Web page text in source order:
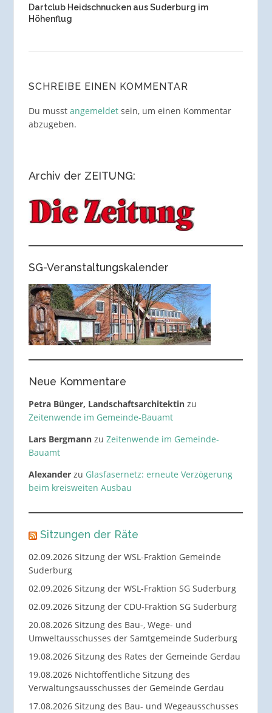
Dartclub Heidschnucken aus Suderburg im
Höhenflug
SCHREIBE EINEN KOMMENTAR
Du musst angemeldetsein, um einen Kommentar
abzugeben.
Archiv der ZEITUNG:
SG-Veranstaltungskalender
Neue Kommentare
Petra Bünger, Landschaftsarchitektinzu
Zeitenwende im Gemeinde-Bauamt
Lars Bergmannzu Zeitenwende im Gemeinde-
Bauamt
Alexanderzu Glasfasernetz: erneute Verzögerung
beim kreisweiten Ausbau
Sitzungen der Räte
02.09.2026 Sitzung der WSL-Fraktion Gemeinde
Suderburg
02.09.2026 Sitzung der WSL-Fraktion SG Suderburg
02.09.2026 Sitzung der CDU-Fraktion SG Suderburg
20.08.2026 Sitzung des Bau-, Wege- und
Umweltausschusses der Samtgemeinde Suderburg
19.08.2026 Sitzung des Rates der Gemeinde Gerdau
19.08.2026 Nichtöffentliche Sitzung des
Verwaltungsausschusses der Gemeinde Gerdau
17.08.2026 Sitzung des Bau- und Wegeausschusses